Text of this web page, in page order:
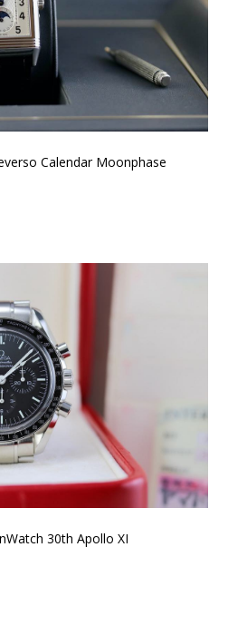
Calendar Moonphase
30th Apollo XI